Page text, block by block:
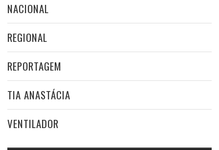
NACIONAL
REGIONAL
REPORTAGEM
TIA ANASTÁCIA
VENTILADOR